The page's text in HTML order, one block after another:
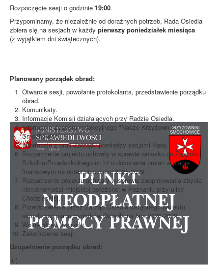
Rozpoczęcie sesji o godzinie 19:00.
Przypominamy, że niezależnie od doraźnych potrzeb, Rada Osiedla
zbiera się na sesjach w każdy pierwszy poniedziałek miesiąca
(z wyjątkiem dni świątecznych).
Planowany porządek obrad:
Otwarcie sesji, powołanie protokolanta, przedstawienie porządku
obrad.
Komunikaty.
Informacje Komisji działających przy Radzie Osiedla.
Informacje Zespołu redakcyjnego "Nasze Krzyżowniki -
Smochowice".
Informacje z prac Zarządu pomiędzy sesjami Rady.
Rozpatrzenie projektu uchwały w sprawie wniosku do Zespołu
Szkolno-Przedszkolnego nr 14 o dokonanie zmian w planie
finansowym na okres pięcioletni 2025-2029.
Rozpatrzenie projektu uchwały w sprawie zaopiniowania zbycia
nieruchomości miejskiej położonej w Poznaniu przy ulicy
Chodzieskiej.
Przedstawienie przez Zarząd Osiedla wstępnego projektu
aktualizacji planu wydatków Osiedla na lata 2026-2029.
Wolne głosy i wnioski.
Zakończenie sesji.
Uzupełnienie porządku obrad:
(-)